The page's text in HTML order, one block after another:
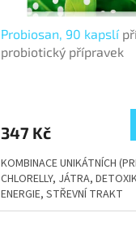
Probiosan, 90 kapslí
probiotický přípravek
347 Kč
KOMBINACE UNIKÁTNÍCH
CHLORELLY, JÁTRA,
ENERGIE, STŘEVNÍ TRAKT